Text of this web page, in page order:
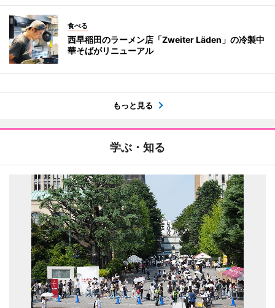
食べる
西早稲田のラーメン店「Zweiter Läden」の冷製中
華そばがリニューアル
もっと見る
学ぶ・知る